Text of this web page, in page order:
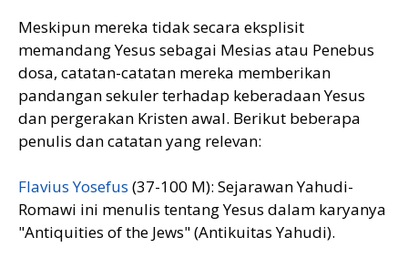
Meskipun mereka tidak secara eksplisit
memandang Yesus sebagai Mesias atau Penebus
dosa, catatan-catatan mereka memberikan
pandangan sekuler terhadap keberadaan Yesus
dan pergerakan Kristen awal. Berikut beberapa
penulis dan catatan yang relevan:
Flavius Yosefus (37-100 M): Sejarawan Yahudi-
Romawi ini menulis tentang Yesus dalam karyanya
"Antiquities of the Jews" (Antikuitas Yahudi).